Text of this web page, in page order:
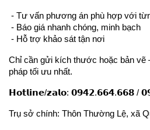
- Tư vấn phương án phù hợp với
- Báo giá nhanh chóng, minh bạch
- Hỗ trợ khảo sát tận nơi
Chỉ cần gửi kích thước hoặc bản vẽ
pháp tối ưu nhất.
𝗛𝗼𝘁𝗹𝗶𝗻𝗲/𝘇𝗮𝗹𝗼: 𝟬𝟵𝟰𝟮.𝟲𝟲𝟰.𝟲𝟲𝟴 /
Trụ sở chính: Thôn Thường Lệ, xã